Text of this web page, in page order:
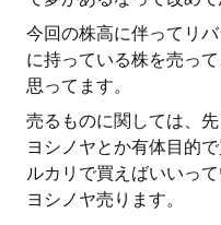
今回の株高に伴ってリ
に持っている株を売っ
思ってます。
売るものに関しては、
ヨシノヤとか有体目的
ルカリで買えばいいっ
ヨシノヤ売ります。